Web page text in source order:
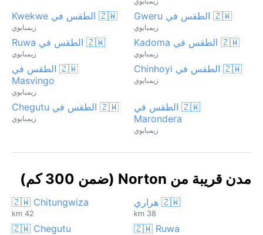
🇿🇼 الطقس في Gweru
زيمبابوي
🇿🇼 الطقس في Kwekwe
زيمبابوي
🇿🇼 الطقس في Kadoma
زيمبابوي
🇿🇼 الطقس في Ruwa
زيمبابوي
🇿🇼 الطقس في Chinhoyi
زيمبابوي
🇿🇼 الطقس في
Masvingo
زيمبابوي
🇿🇼 الطقس في
Marondera
زيمبابوي
🇿🇼 الطقس في Chegutu
زيمبابوي
مدن قريبة من Norton (ضمن 300 كم)
🇿🇼 هراري
38 km
🇿🇼 Chitungwiza
42 km
🇿🇼 Ruwa
🇿🇼 Chegutu